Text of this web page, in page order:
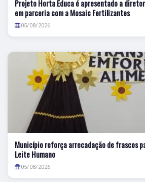
Projeto Horta Educa é apresentado a
em parceria com a Mosaic Fertilizantes
05/08/2026
Município reforça arrecadação de frascos para doação ao Banco de
Leite Humano
05/08/2026